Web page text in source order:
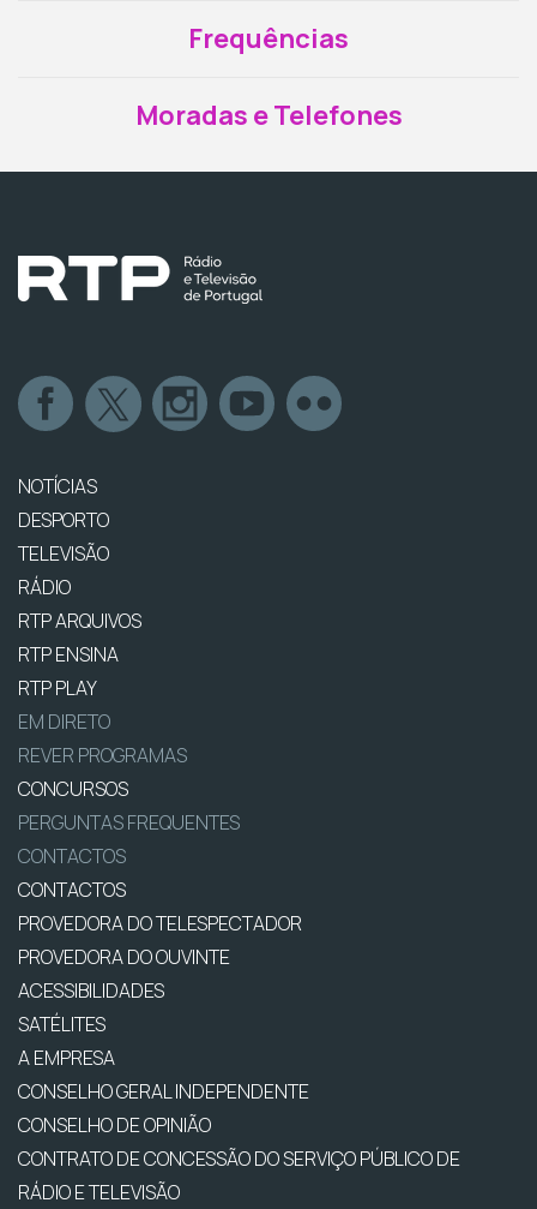
Frequências
Moradas e Telefones
NOTÍCIAS
DESPORTO
TELEVISÃO
RÁDIO
RTP ARQUIVOS
RTP ENSINA
RTP PLAY
EM DIRETO
REVER PROGRAMAS
CONCURSOS
PERGUNTAS FREQUENTES
CONTACTOS
CONTACTOS
PROVEDORA DO TELESPECTADOR
PROVEDORA DO OUVINTE
ACESSIBILIDADES
SATÉLITES
A EMPRESA
CONSELHO GERAL INDEPENDENTE
CONSELHO DE OPINIÃO
CONTRATO DE CONCESSÃO DO SERVIÇO PÚBLICO DE
RÁDIO E TELEVISÃO